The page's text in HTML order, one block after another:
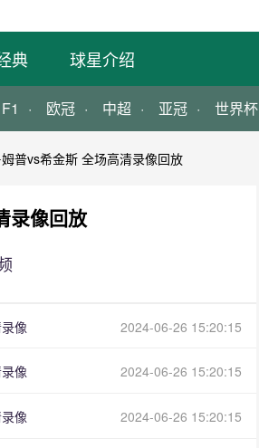
典 球星介绍
F1 欧冠 中超 亚冠 世界杯
普vs希金斯 全场高清录像回放
录像回放
像 2024-06-26 15:20:15
像 2024-06-26 15:20:15
像 2024-06-26 15:20:15